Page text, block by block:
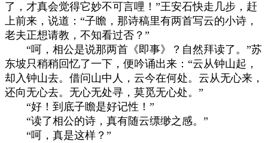
了，才真会觉得它妙不可言哩！”王安石快走几步，赶
上前来，说道：“子瞻，那诗稿里有两首写云的小诗，
老夫正想请教，不知看过否？”
“呵，相公是说那两首《即事》？自然拜读了。”苏
东坡只稍稍回忆了一下，便吟诵出来：“云从钟山起，
却入钟山去。借问山中人，云今在何处。云从无心来，
还向无心去。无心无处寻，莫觅无心处。”
“好！到底子瞻是好记性！”
“读了相公的诗，真有随云缥缈之感。”
“呵，真是这样？”